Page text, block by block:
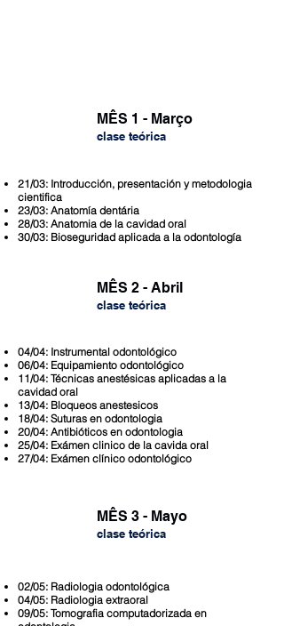
MÊS 1 - Março
clase teórica
21/03: Introducción, presentación y metodologia
cientifica
23/03: Anatomía dentária
28/03: Anatomia de la cavidad oral
30/03: Bioseguridad aplicada a la odontología
MÊS 2 - Abril
clase teórica
04/04: Instrumental odontológico
06/04: Equipamiento odontológico
11/04: Técnicas anestésicas aplicadas a la
cavidad oral
13/04: Bloqueos anestesicos
18/04: Suturas en odontologia
20/04: Antibióticos en odontologia
25/04: Exámen clinico de la cavida oral
27/04: Exámen clínico odontológico
MÊS 3 - Mayo
clase teórica
02/05: Radiologia odontológica
04/05: Radiologia extraoral
09/05: Tomografia computadorizada en